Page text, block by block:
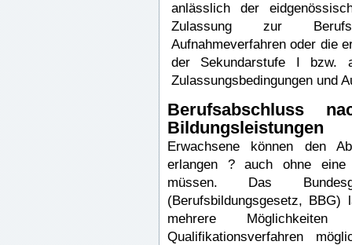
anlässlich der
Zulassung zur
Aufnahmeverfahren oder die
der Sekundarstufe I bzw.
Zulassungsbedingungen und
Berufsabschluss
Bildungsleistungen
Erwachsene können den
erlangen ? auch ohne eine
müssen. Das
(Berufsbildungsgesetz,
mehrere
Qualifikationsverfahren